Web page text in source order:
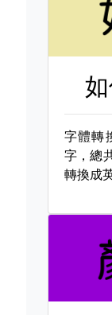
字體轉
字，總
轉換成